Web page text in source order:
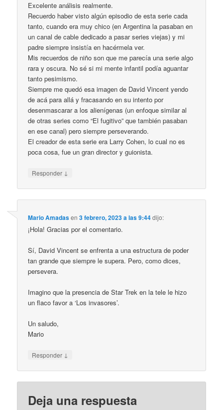
Excelente análisis realmente.
Recuerdo haber visto algún episodio de esta serie cada
tanto, cuando era muy chico (en Argentina la pasaban en
un canal de cable dedicado a pasar series viejas) y mi
padre siempre insistía en hacérmela ver.
Mis recuerdos de niño son que me parecía una serie algo
rara y oscura. No sé si mi mente infantil podía aguantar
tanto pesimismo.
Siempre me quedó esa imagen de David Vincent yendo
de acá para allá y fracasando en su intento por
desenmascarar a los alienígenas (un enfoque similar al
de otras series como “El fugitivo” que también pasaban
en ese canal) pero siempre perseverando.
El creador de esta serie era Larry Cohen, lo cual no es
poca cosa, fue un gran director y guionista.
Responder ↓
Mario Amadasen3 febrero, 2023 a las 9:44dijo:
¡Hola! Gracias por el comentario.
Sí, David Vincent se enfrenta a una estructura de poder
tan grande que siempre le supera. Pero, como dices,
persevera.
Imagino que la presencia de Star Trek en la tele le hizo
un flaco favor a ‘Los invasores’.
Un saludo,
Mario
Responder ↓
Deja una respuesta